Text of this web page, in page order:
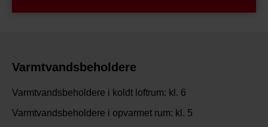
Varmtvandsbeholdere
Varmtvandsbeholdere i koldt loftrum: kl. 6
Varmtvandsbeholdere i opvarmet rum: kl. 5